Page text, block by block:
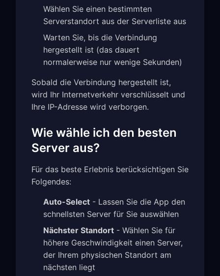
Wählen Sie einen bestimmten
Serverstandort aus der Serverliste aus
Warten Sie, bis die Verbindung
hergestellt ist (das dauert
normalerweise nur wenige Sekunden)
Sobald die Verbindung hergestellt ist,
wird Ihr Internetverkehr verschlüsselt und
Ihre IP-Adresse wird verborgen.
Wie wähle ich den besten
Server aus?
Für das beste Erlebnis berücksichtigen Sie
Folgendes:
Auto-Select - Lassen Sie die App den
schnellsten Server für Sie auswählen
Nächster Standort - Wählen Sie für
höhere Geschwindigkeit einen Server,
der Ihrem physischen Standort am
nächsten liegt